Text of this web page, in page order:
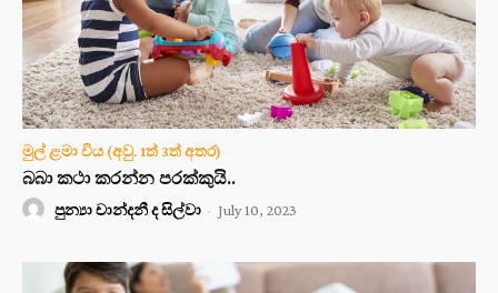
මුල් ළමා විය (අවු. 1ත් 3ත් අතර)
බබා කථා කරන්න පරක්කුයි..
පුන්‍යා චාන්දනී ද සිල්වා - July 10, 2023